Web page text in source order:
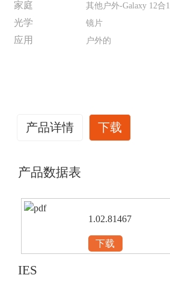
家庭 其他户外-Galaxy 12合1
光学 镜片
应用 户外的
产品详情 下载
产品数据表
1.02.81467
下载
IES